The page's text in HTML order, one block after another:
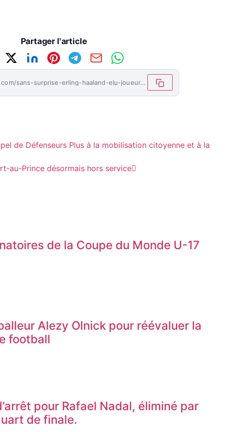
Partager l'article
https://letemoinhaiti.com/sans-surprise-erling-haaland-elu-joueur-de-l-uefa/
de Défenseurs Plus à la mobilisation citoyenne et à la
au-Prince désormais hors service
de la Coupe du Monde U-17
Alezy Olnick pour réévaluer la
football
pour Rafael Nadal, éliminé par
de finale.